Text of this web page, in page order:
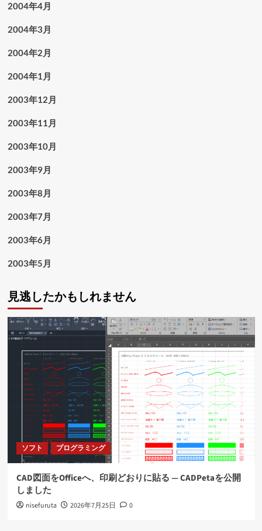
2004年4月
2004年3月
2004年2月
2004年1月
2003年12月
2003年11月
2003年10月
2003年9月
2003年8月
2003年7月
2003年6月
2003年5月
見逃したかもしれません
ソフト プログラミング
CAD図面をOfficeへ、印刷どおりに貼る ― CADPetaを公開
しました
nisefuruta 2026年7月25日 0